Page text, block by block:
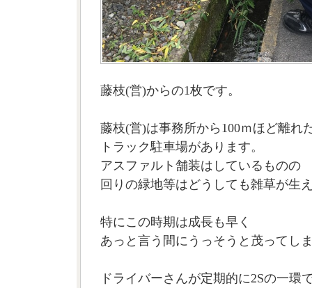
藤枝(営)からの1枚です。
藤枝(営)は事務所から100ｍほど離れ
トラック駐車場があります。
アスファルト舗装はしているものの
回りの緑地等はどうしても雑草が生
特にこの時期は成長も早く
あっと言う間にうっそうと茂ってし
ドライバーさんが定期的に2Sの一環